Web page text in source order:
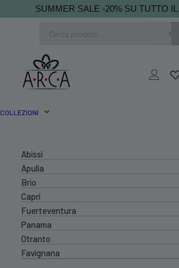
SUMMER SALE -20% SU TUTTO
COLLEZIONI
Abissi
Apulia
Brio
Capri
Fuerteventura
Panama
Otranto
Favignana